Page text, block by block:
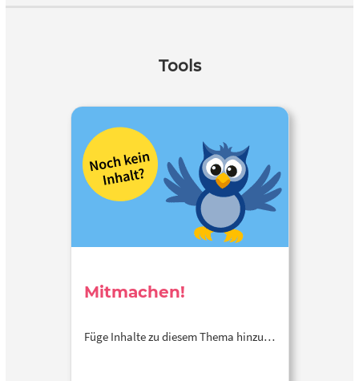
Tools
Mitmachen!
Füge Inhalte zu diesem Thema hinzu…